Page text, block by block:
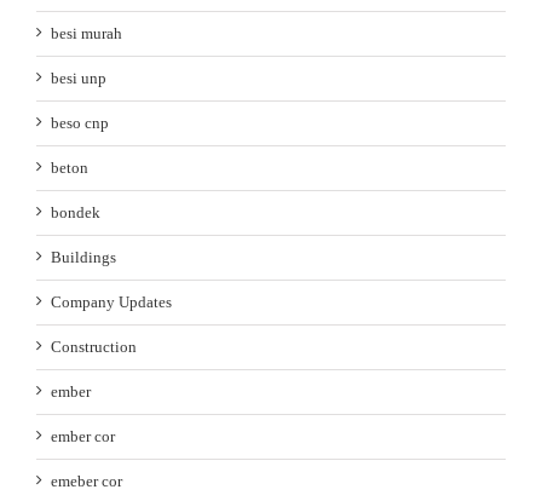
besi murah
besi unp
beso cnp
beton
bondek
Buildings
Company Updates
Construction
ember
ember cor
emeber cor